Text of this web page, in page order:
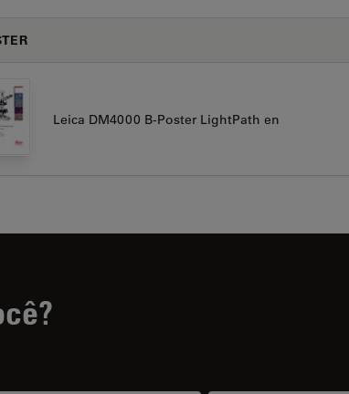
Leica DM4000 B-Poster LightPath en